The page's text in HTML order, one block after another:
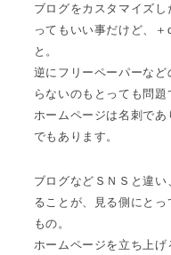
ブログをカスタマイズ
ってもいい事だけど、
と。
逆にフリーペーパーな
らないのもとっても問題
ホームページは名刺で
でもあります。
ブログなどＳＮＳと違
ることが、見る側にと
もの。
ホームページを立ち上